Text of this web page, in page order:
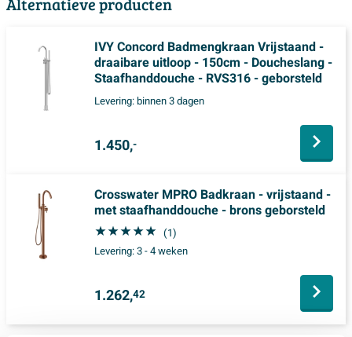
IVY Concord Badmengkraan Vrijstaand -
draaibare uitloop - 150cm - Doucheslang -
Staafhanddouche - RVS316 - geborsteld
Levering:binnen 3 dagen
1.450,-
Crosswater MPRO Badkraan - vrijstaand -
met staafhanddouche - brons geborsteld
(1)
Levering:3 - 4 weken
1.262,42